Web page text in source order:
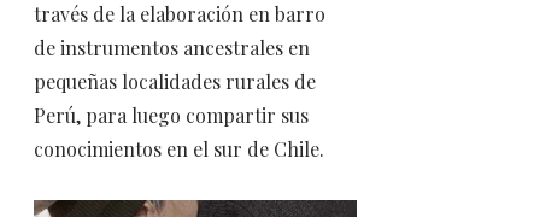
través de la elaboración en barro
de instrumentos ancestrales en
pequeñas localidades rurales de
Perú, para luego compartir sus
conocimientos en el sur de Chile.